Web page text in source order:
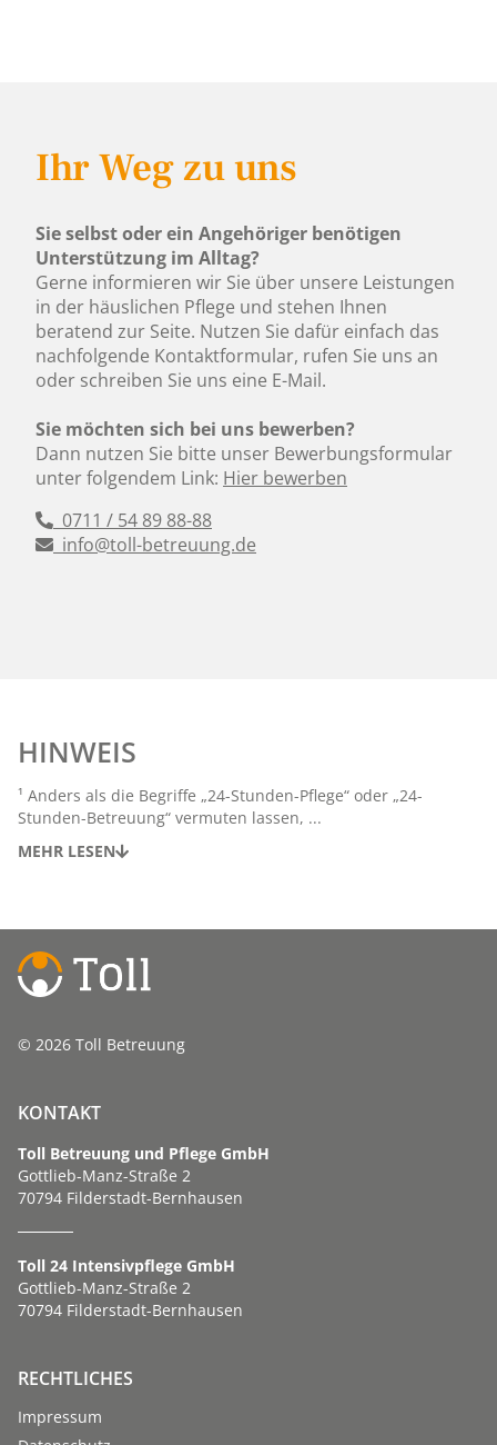
Ihr Weg zu uns
Sie selbst oder ein Angehöriger benötigen
Unterstützung im Alltag?
Gerne informieren wir Sie über unsere Leistungen
in der häuslichen Pflege und stehen Ihnen
beratend zur Seite. Nutzen Sie dafür einfach das
nachfolgende Kontaktformular, rufen Sie uns an
oder schreiben Sie uns eine E-Mail.
Sie möchten sich bei uns bewerben?
Dann nutzen Sie bitte unser Bewerbungsformular
unter folgendem Link: Hier bewerben
0711 / 54 89 88-88
info@toll-betreuung.de
HINWEIS
¹ Anders als die Begriffe „24-Stunden-Pflege“ oder „24-
Stunden-Betreuung“ vermuten lassen, ...
MEHR LESEN
© 2026 Toll Betreuung
KONTAKT
Toll Betreuung und Pflege GmbH
Gottlieb-Manz-Straße 2
70794 Filderstadt-Bernhausen
Toll 24 Intensivpflege GmbH
Gottlieb-Manz-Straße 2
70794 Filderstadt-Bernhausen
RECHTLICHES
Impressum